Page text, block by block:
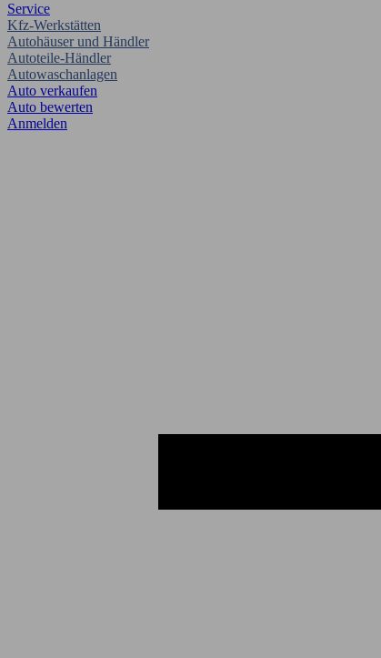
Service
Kfz-Werkstätten
Autohäuser und Händler
Autoteile-Händler
Autowaschanlagen
Auto verkaufen
Auto bewerten
Anmelden